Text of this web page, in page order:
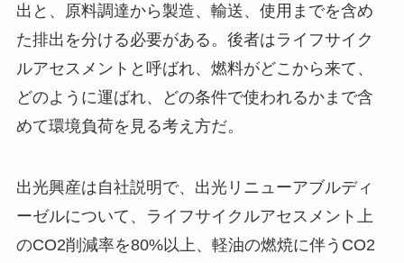
出と、原料調達から製造、輸送、使用までを含め
た排出を分ける必要がある。後者はライフサイク
ルアセスメントと呼ばれ、燃料がどこから来て、
どのように運ばれ、どの条件で使われるかまで含
めて環境負荷を見る考え方だ。
出光興産は自社説明で、出光リニューアブルディ
ーゼルについて、ライフサイクルアセスメント上
のCO2削減率を80%以上、軽油の燃焼に伴うCO2